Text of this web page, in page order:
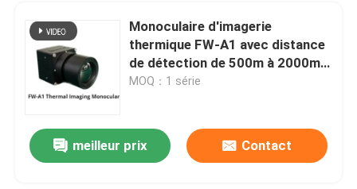
Monoculaire d'imagerie
thermique FW-A1 avec distance
de détection de 500m à 2000m,
batterie remplaçable de 4 à 8
MOQ：1 série
meilleur prix Contact